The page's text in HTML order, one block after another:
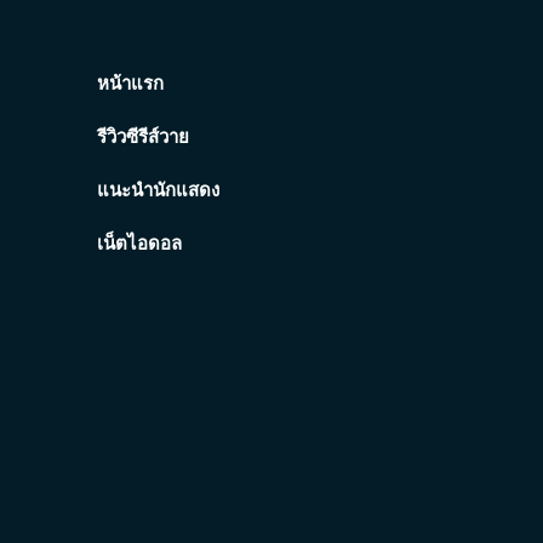
หน้าแรก
รีวิวซีรีส์วาย
แนะนำนักแสดง
เน็ตไอดอล